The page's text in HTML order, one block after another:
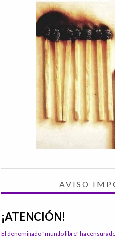
AVISO
¡ATENCIÓN!
El denominado "mundo libre" ha censurado